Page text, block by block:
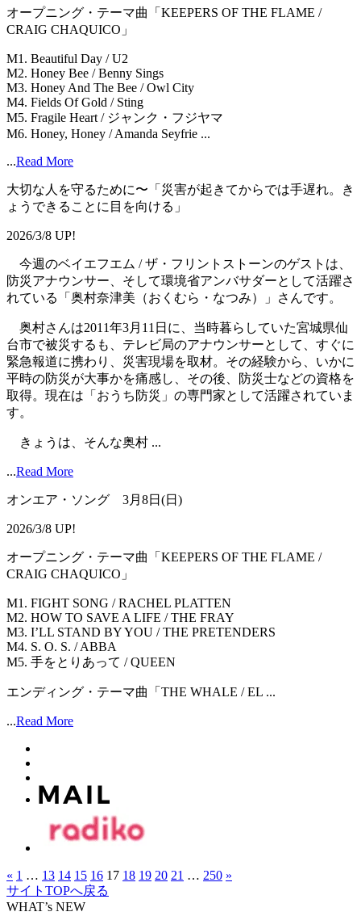
オープニング・テーマ曲「KEEPERS OF THE FLAME /
CRAIG CHAQUICO」
M1. Beautiful Day / U2
M2. Honey Bee / Benny Sings
M3. Honey And The Bee / Owl City
M4. Fields Of Gold / Sting
M5. Fragile Heart / ジャンク・フジヤマ
M6. Honey, Honey / Amanda Seyfrie ...
...Read More
大切な人を守るために〜「災害が起きてからでは手遅れ。き
ょうできることに目を向ける」
2026/3/8 UP!
今週のベイエフエム / ザ・フリントストーンのゲストは、
防災アナウンサー、そして環境省アンバサダーとして活躍さ
れている「奥村奈津美（おくむら・なつみ）」さんです。
奥村さんは2011年3月11日に、当時暮らしていた宮城県仙
台市で被災するも、テレビ局のアナウンサーとして、すぐに
緊急報道に携わり、災害現場を取材。その経験から、いかに
平時の防災が大事かを痛感し、その後、防災士などの資格を
取得。現在は「おうち防災」の専門家として活躍されていま
す。
きょうは、そんな奥村 ...
...Read More
オンエア・ソング 3月8日(日)
2026/3/8 UP!
オープニング・テーマ曲「KEEPERS OF THE FLAME /
CRAIG CHAQUICO」
M1. FIGHT SONG / RACHEL PLATTEN
M2. HOW TO SAVE A LIFE / THE FRAY
M3. I’LL STAND BY YOU / THE PRETENDERS
M4. S. O. S. / ABBA
M5. 手をとりあって / QUEEN
エンディング・テーマ曲「THE WHALE / EL ...
...Read More
« 1 … 13 14 15 16 17 18 19 20 21 … 250 »
サイトTOPへ戻る
WHAT’s NEW